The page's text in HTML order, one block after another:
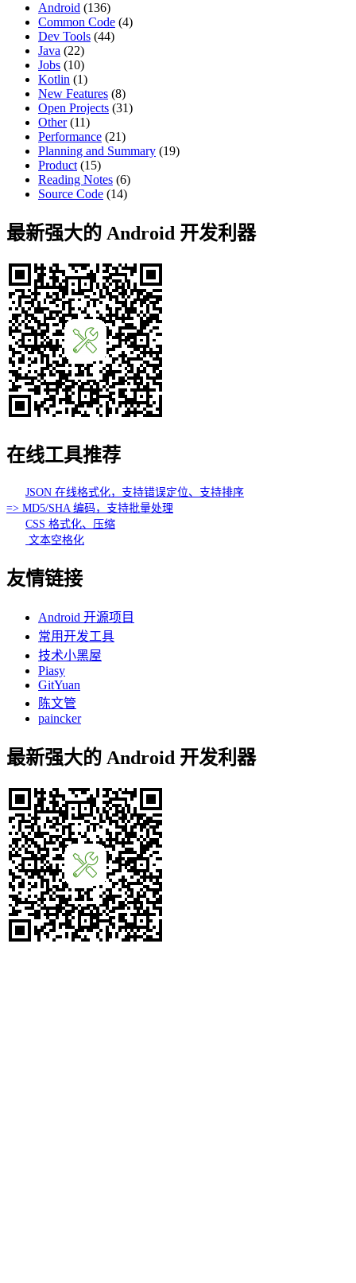
Android (136)
Common Code (4)
Dev Tools (44)
Java (22)
Jobs (10)
Kotlin (1)
New Features (8)
Open Projects (31)
Other(11)
Performance (21)
Planning and Summary (19)
Product (15)
Reading Notes (6)
Source Code (14)
最新强大的 Android 开发利器
在线工具推荐
JSON 在线格式化，支持错误定位、支持排序
=> MD5/SHA 编码，支持批量处理
CSS 格式化、压缩
文本空格化
友情链接
Android 开源项目
常用开发工具
技术小黑屋
Piasy
GitYuan
陈文管
paincker
最新强大的 Android 开发利器